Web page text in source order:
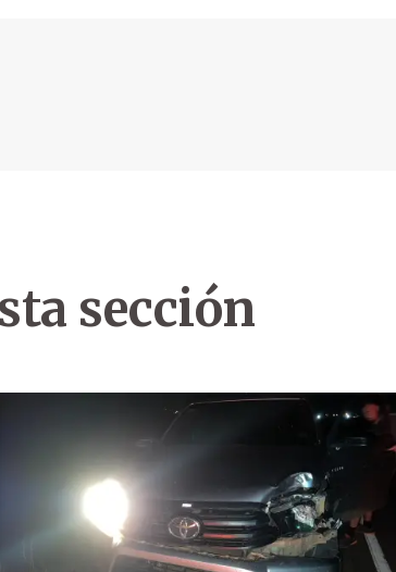
sección